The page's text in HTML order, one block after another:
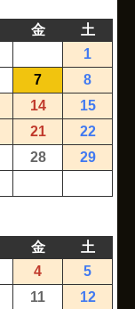
金
土
1
7
8
14
15
21
22
28
29
金
土
4
5
11
12